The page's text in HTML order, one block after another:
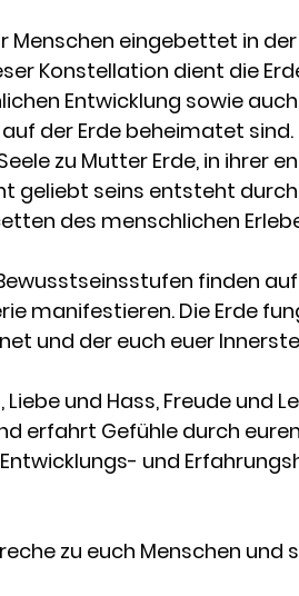
Menschen eingebettet in
Konstellation dient die
Entwicklung sowie
der Erde beheimatet
zu Mutter Erde, in ihrer
geliebt seins entsteht durch
des menschlichen
finden auf
manifestieren. Die Erde
und der euch euer
und Hass, Freude und
erfahrt Gefühle durch
und
zu euch Menschen und